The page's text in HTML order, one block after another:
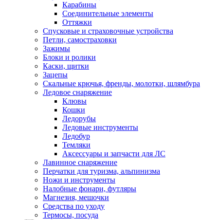
Карабины
Соединительные элементы
Оттяжки
Спусковые и страховочные устройства
Петли, самостраховки
Зажимы
Блоки и ролики
Каски, щитки
Зацепы
Скальные крючья, френды, молотки, шлямбура
Ледовое снаряжение
Клювы
Кошки
Ледорубы
Ледовые инструменты
Ледобур
Темляки
Аксессуары и запчасти для ЛС
Лавинное снаряжение
Перчатки для туризма, альпинизма
Ножи и инструменты
Налобные фонари, футляры
Магнезия, мешочки
Средства по уходу
Термосы, посуда